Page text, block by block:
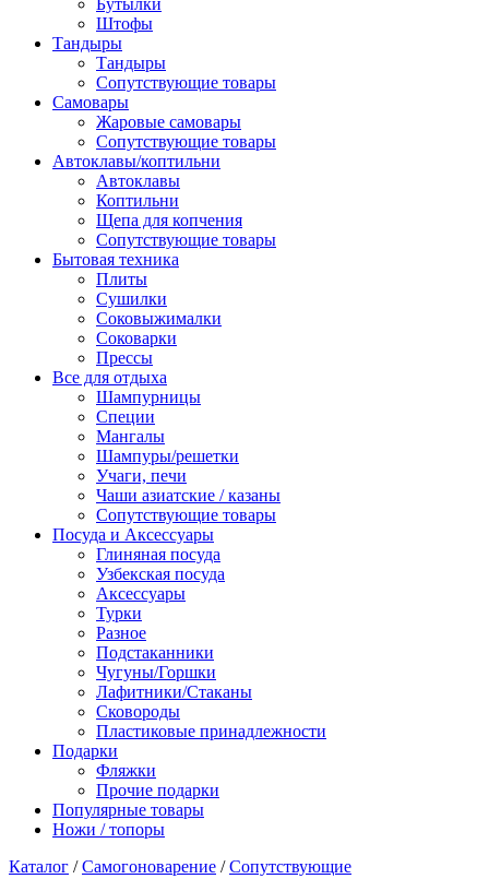
Бутылки
Штофы
Тандыры
Тандыры
Сопутствующие товары
Самовары
Жаровые самовары
Сопутствующие товары
Автоклавы/коптильни
Автоклавы
Коптильни
Щепа для копчения
Сопутствующие товары
Бытовая техника
Плиты
Сушилки
Соковыжималки
Соковарки
Прессы
Все для отдыха
Шампурницы
Специи
Мангалы
Шампуры/решетки
Учаги, печи
Чаши азиатские / казаны
Сопутствующие товары
Посуда и Аксессуары
Глиняная посуда
Узбекская посуда
Аксессуары
Турки
Разное
Подстаканники
Чугуны/Горшки
Лафитники/Стаканы
Сковороды
Пластиковые принадлежности
Подарки
Фляжки
Прочие подарки
Популярные товары
Ножи / топоры
Каталог /Самогоноварение /Сопутствующие